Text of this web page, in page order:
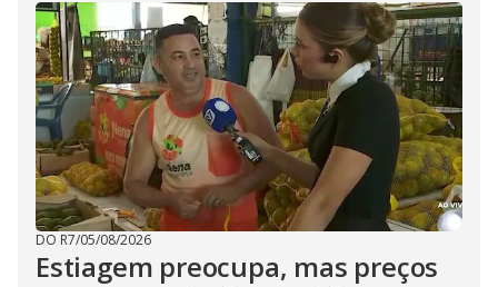
DO R7/05/08/2026
Estiagem preocupa, mas preços